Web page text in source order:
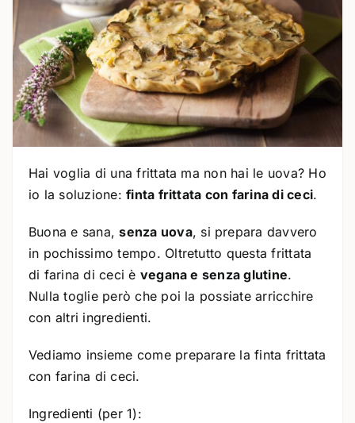
Hai voglia di una frittata ma non hai le uova? Ho
io la soluzione:finta frittata con farina di ceci.
Buona e sana,senza uova, si prepara davvero
in pochissimo tempo. Oltretutto questa frittata
di farina di ceci è vegana e senza glutine.
Nulla toglie però che poi la possiate arricchire
con altri ingredienti.
Vediamo insieme come preparare la finta frittata
con farina di ceci.
Ingredienti (per 1):